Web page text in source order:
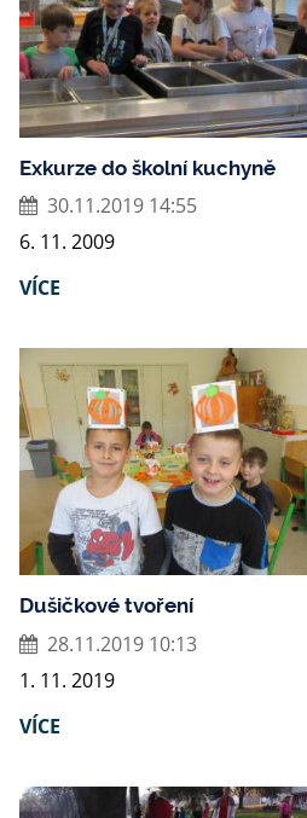
Exkurze do školní kuchyně
30.11.2019 14:55
6. 11. 2009
VÍCE
Dušičkové tvoření
28.11.2019 10:13
1. 11. 2019
VÍCE